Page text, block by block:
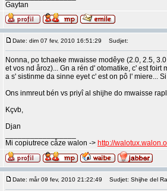
Gaytan
Date: dim 07 fev, 2010 16:51:29 Sudjet:
Nonna, po tchaeke mwaisse modêye (2.0, 2.5,
et vos nd åroz)... Gn a rén d' otomatike, c' est
a s' sistinme da sinne eyet c' est on pô l' miere...
Ons inmreut bén vs priyî al shijhe do mwaisse
Kçvb,
Djan
Mi copiutrece cåze walon -> http://
Date: mår 09 fev, 2010 21:22:49 Sudjet: Shijhe del